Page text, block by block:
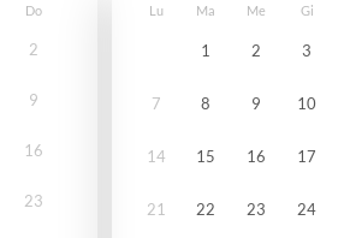
Do
2
9
16
23
Lu Ma Me Gi
1 2 3
7 8 9 10
14 15 16 17
21 22 23 24